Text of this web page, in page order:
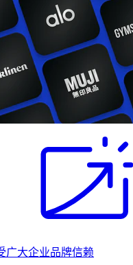
广大企业品牌信赖